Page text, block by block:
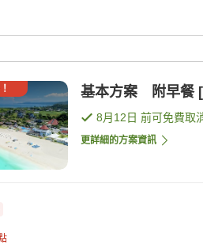
基本方案 附早餐 [
8月12日 前可免費取
更詳細的方案資訊